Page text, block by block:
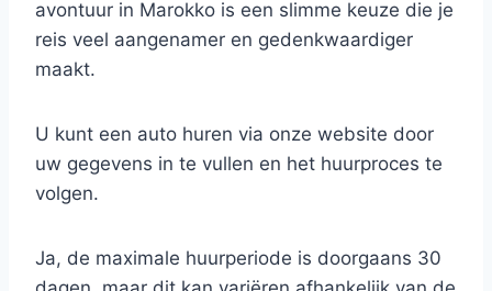
avontuur in Marokko is een slimme keuze die je
reis veel aangenamer en gedenkwaardiger
maakt.
U kunt een auto huren via onze website door
uw gegevens in te vullen en het huurproces te
volgen.
Ja, de maximale huurperiode is doorgaans 30